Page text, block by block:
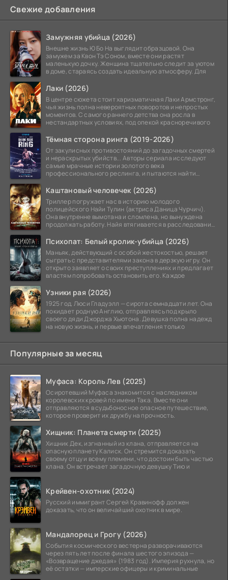
Свежие добавления
Замужняя убийца (2026)
Внешне жизнь Ю Бо На выглядит образцовой. Она
замужем за Квон Тэ Соном, вместе они растят
маленькую дочку. Женщина тщательно следит за уютом
в доме, стараясь создать идеальную атмосферу. Для
Лаки (2026)
В центре сюжета стоит харизматичная Лаки Армстронг,
чья жизнь полна невероятных поворотов и непростых
моментов. С самого раннего детства она росла в
нестандартных условиях, под опекой красноречивого
Тёмная сторона ринга (2019-2026)
От закулисных противостояний до загадочных смертей
и нераскрытых убийств... Авторы сериала исследуют
самые мрачные истории золотого века
профессионального реслинга, и пытаются найти
Каштановый человечек (2026)
Триллер погружает нас в историю молодого
полицейского Найи Тулин (актриса Даница Чурчич).
Она внутренне вымотана и сломлена, но вынуждена
продолжать работу. Найя втягивается в расследование
Психопат: Белый кролик-убийца (2026)
Маньяк, действующий с особой жестокостью, решает
сыграть с представителями закона в дерзкую игру. Он
открыто заявляет о своих преступлениях и предлагает
властям попробовать остановить его. Каждое
Узники рая (2026)
1925 год. Люси Гладуэлл — сирота семнадцати лет. Она
покидает родную Англию, отправляясь под крыло
своего дяди Джорджа Хьютона. Девушка полна надежд
на новую жизнь, и первые впечатления только
Популярные за месяц
Муфаса: Король Лев (2025)
Осиротевший Муфаса знакомится с наследником
королевских кровей по имени Така. Вместе они
отправляются в судьбоносное опасное путешествие,
которое проверит их дружбу на прочность.
Хищник: Планета смерти (2025)
Хищник Дек, изгнанный из клана, отправляется на
опасную планету Калиск. Он стремится доказать
своему отцу и всему племени, что достоин быть частью
клана. Он встречает загадочную девушку Тию и
Крейвен-охотник (2024)
Русский иммигрант Сергей Кравинофф должен
доказать, что он величайший охотник в мире.
Мандалорец и Грогу (2026)
События космического вестерна разворачиваются
через пять лет после финала шестого эпизода —
«Возвращение джедая» (1983 год). Империя рухнула, но
её остатки — имперские офицеры и криминальные